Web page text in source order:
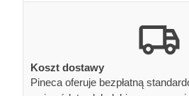
Koszt dostawy
Pineca oferuje bezpłatną